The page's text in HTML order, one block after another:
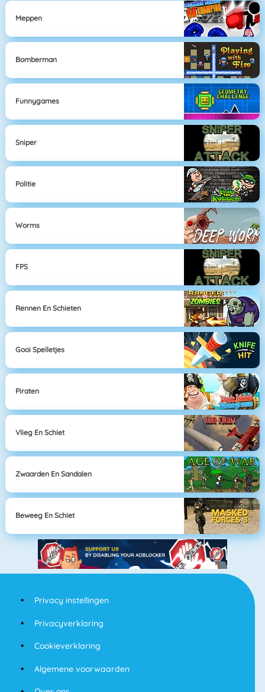
Meppen
Bomberman
Funnygames
Sniper
Politie
Worms
FPS
Rennen En Schieten
Gooi Spelletjes
Piraten
Vlieg En Schiet
Zwaarden En Sandalen
Beweeg En Schiet
Privacy instellingen
Privacyverklaring
Cookieverklaring
Algemene voorwaarden